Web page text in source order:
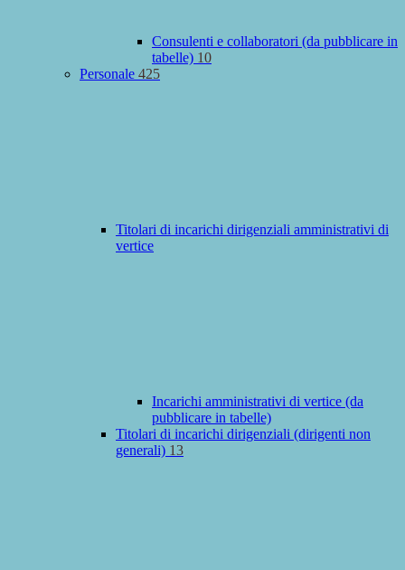
Consulenti e collaboratori (da pubblicare in
tabelle) 10
Personale 425
Titolari di incarichi dirigenziali amministrativi di
vertice
Incarichi amministrativi di vertice (da
pubblicare in tabelle)
Titolari di incarichi dirigenziali (dirigenti non
generali) 13